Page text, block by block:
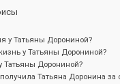
у Татьяны Дорониной?
у Татьяны Дорониной?
Татьяны Дорониной?
Татьяна Доронина за